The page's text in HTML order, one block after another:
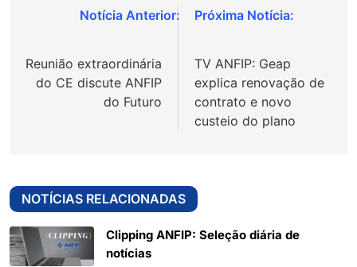
Navegação
Post
Reunião extraordinária
do CE discute ANFIP
do Futuro
TV ANFIP: Geap
explica renovação de
contrato e novo
custeio do plano
NOTÍCIAS RELACIONADAS
Clipping ANFIP: Seleção diária de
notícias